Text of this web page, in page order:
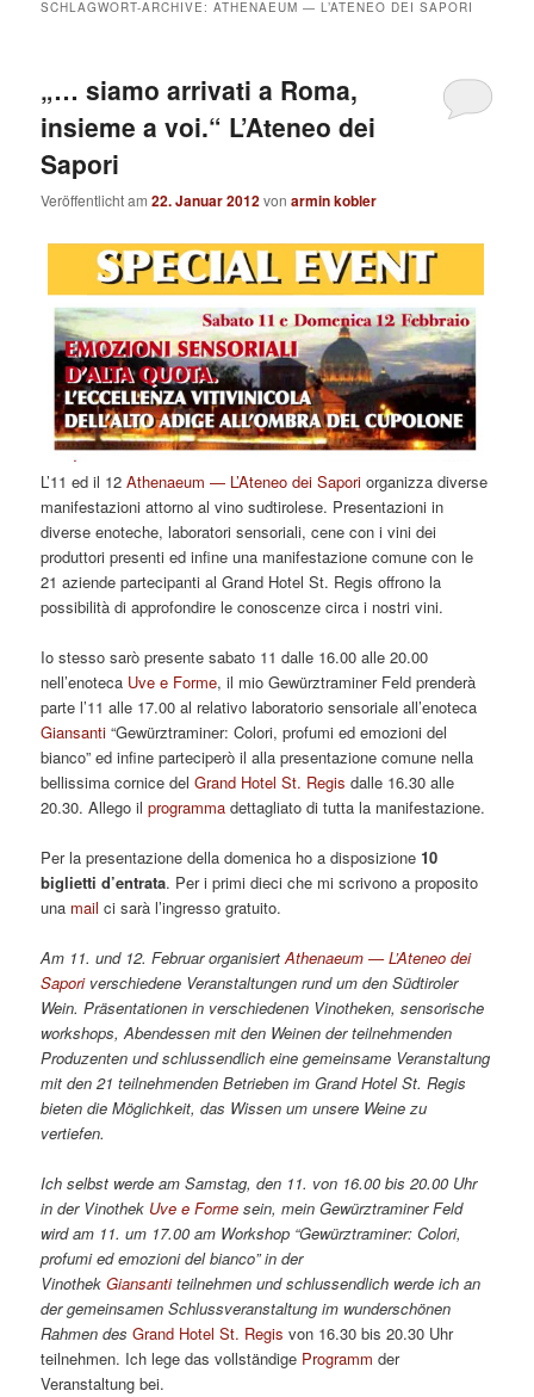
SCHLAGWORT-ARCHIVE:ATHENAEUM — L’ATENEO DEI SAPORI
„… siamo arrivati a Roma,
insieme a voi.“ L’Ateneo dei
Sapori
Veröffentlicht am22. Januar 2012vonarmin kobler
L’11 ed il 12Athenaeum — L’Ateneo dei Sapori organizza diverse
manifestazioni attorno al vino sudtirolese. Presentazioni in
diverse enoteche, laboratori sensoriali, cene con i vini dei
produttori presenti ed infine una manifestazione comune con le
21 aziende partecipanti al Grand Hotel St. Regis offrono la
possibilità di approfondire le conoscenze circa i nostri vini.
Io stesso sarò presente sabato 11 dalle 16.00 alle 20.00
nell’enoteca Uve e Forme, il mio Gewürztraminer Feld prenderà
parte l’11 alle 17.00 al relativo laboratorio sensoriale all’enoteca
Giansanti “Gewürztraminer: Colori, profumi ed emozioni del
bianco” ed infine parteciperò il alla presentazione comune nella
bellissima cornice delGrand Hotel St. Regis dalle 16.30 alle
20.30. Allego ilprogramma dettagliato di tutta la manifestazione.
Per la presentazione della domenica ho a disposizione10
biglietti d’entrata. Per i primi dieci che mi scrivono a proposito
una mail ci sarà l’ingresso gratuito.
Am 11. und 12. Februar organisiertAthenaeum — L’Ateneo dei
Saporiverschiedene Veranstaltungen rund um den Südtiroler
Wein. Präsentationen in verschiedenen Vinotheken, sensorische
workshops, Abendessen mit den Weinen der teilnehmenden
Produzenten und schlussendlich eine gemeinsame Veranstaltung
mit den 21 teilnehmenden Betrieben im Grand Hotel St. Regis
bieten die Möglichkeit, das Wissen um unsere Weine zu
vertiefen.
Ich selbst werde am Samstag, den 11. von 16.00 bis 20.00 Uhr
in der Vinothek Uve e Forme sein, mein Gewürztraminer Feld
wird am 11. um 17.00 am Workshop “Gewürztraminer: Colori,
profumi ed emozioni del bianco” in der
Vinothek Giansantiteilnehmen und schlussendlich werde ich an
der gemeinsamen Schlussveranstaltung im wunderschönen
Rahmen desGrand Hotel St. Regis von 16.30 bis 20.30 Uhr
teilnehmen. Ich lege das vollständige Programm der
Veranstaltung bei.